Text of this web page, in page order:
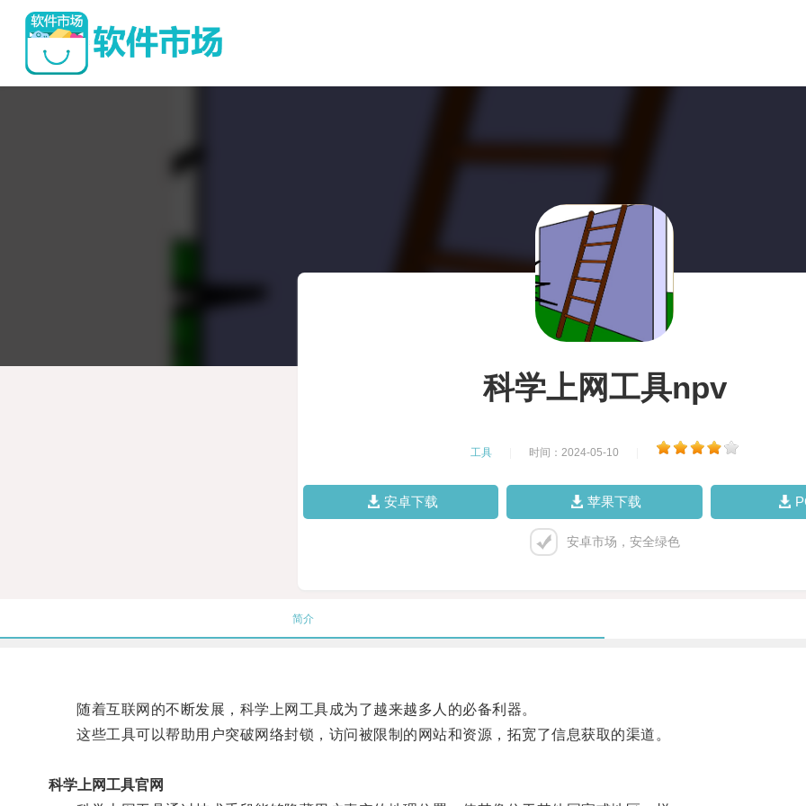
科学上网工具npv
工具 时间：2024-05-10
安卓下载 苹果下载
安卓市场，安全绿色
简介
随着互联网的不断发展，科学上网工具成为了越来越多人的必备利器。
这些工具可以帮助用户突破网络封锁，访问被限制的网站和资源，拓宽了信息获取的渠道。
科学上网工具官网